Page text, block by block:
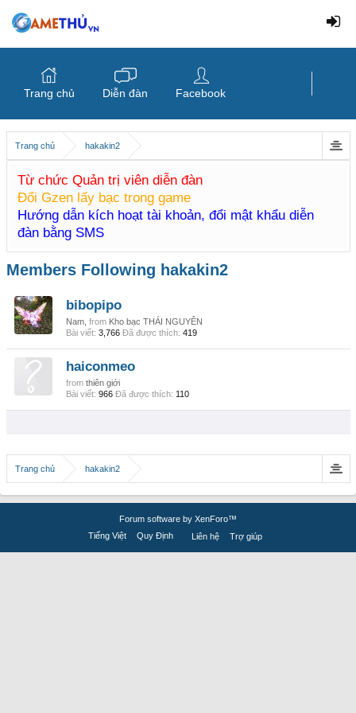
Trang chủ hakakin2
Từ chức Quản trị viên diễn đàn
Đổi Gzen lấy bạc trong game
Hướng dẫn kích hoạt tài khoản, đổi mật khẩu diễn
đàn bằng SMS
Members Following hakakin2
bibopipo
Nam, from Kho bạc THÁI NGUYÊN
Bài viết: 3,766 Đã được thích: 419
haiconmeo
from thiên giới
Bài viết: 966 Đã được thích: 110
Trang chủ hakakin2
Trang chủ Diễn đàn Facebook
Forum software by XenForo™
Tiếng Việt
Quy Định Liên hệ Trợ giúp